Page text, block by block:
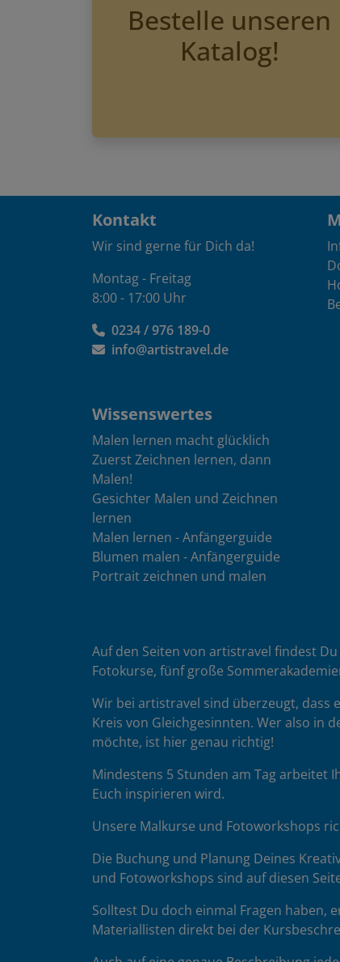
Bestelle unseren
Katalog!
Kontakt
Wir sind gerne für Dich da!
Montag - Freitag
8:00 - 17:00 Uhr
0234 / 976 189-0
info@artistravel.de
Wissenswertes
Malen lernen macht glücklich
Zuerst Zeichnen lernen, dann
Malen!
Gesichter Malen und Zeichnen
lernen
Malen lernen - Anfängerguide
Blumen malen - Anfängerguide
Portrait zeichnen und malen
Auf den Seiten von artistravel findest
Fotokurse, fünf große
Wir bei artistravel sind überzeugt, dass
Kreis von Gleichgesinnten. Wer also in
möchte, ist hier genau richtig!
Mindestens 5 Stunden am Tag arbeitet
Euch inspirieren wird.
Unsere Malkurse und Fotoworkshops
Die Buchung und Planung Deines
und Fotoworkshops sind auf diesen
Solltest Du doch einmal Fragen haben,
Materiallisten direkt bei der